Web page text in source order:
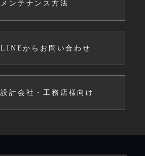
メンテナンス方法
LINEからお問い合わせ
設計会社・工務店様向け